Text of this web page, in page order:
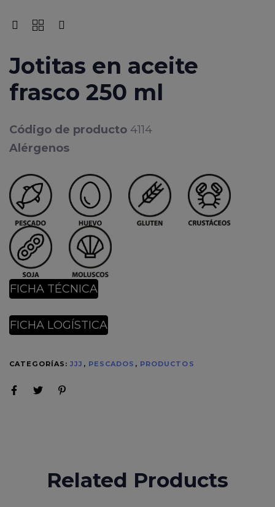
Jotitas en aceite
frasco 250 ml
Código de producto 4114
Alérgenos
FICHA TÉCNICA
FICHA LOGÍSTICA
CATEGORÍAS:JJJ , PESCADOS , PRODUCTOS
Related Products